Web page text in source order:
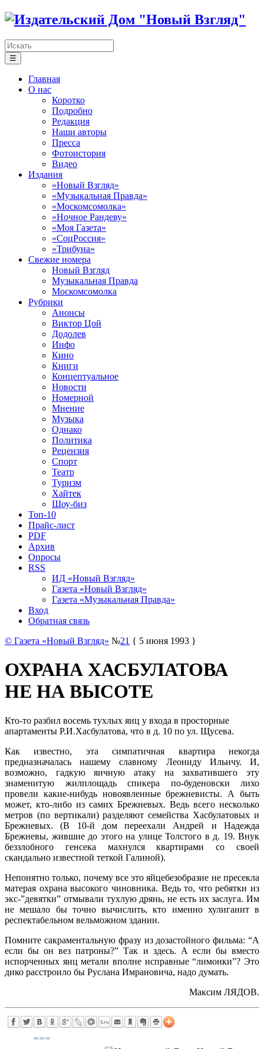
☰
Главная
О нас
Коротко
Подробно
Редакция
Наши авторы
Пресса
Фотоистория
Видео
Издания
«Новый Взгляд»
«Музыкальная Правда»
«Москомсомолка»
«Ночное Рандеву»
«Моя Газета»
«СоцРоссия»
«Трибуна»
Свежие номера
Новый Взгляд
Музыкальная Правда
Москомсомолка
Рубрики
Анонсы
Виктор Цой
Додолев
Инфо
Кино
Книги
Концептуальное
Новости
Номерной
Мнение
Музыка
Однако
Политика
Рецензия
Спорт
Театр
Туризм
Хайтек
Шоу-биз
Топ-10
Прайс-лист
PDF
Архив
Опросы
RSS
ИД «Новый Взгляд»
Газета «Новый Взгляд»
Газета «Музыкальная Правда»
Вход
Обратная связь
© Газета «Новый Взгляд» №21 { 5 июня 1993 }
ОХРАНА ХАСБУЛАТОВА
НЕ НА ВЫСОТЕ
Кто-то разбил восемь тухлых яиц у входа в просторные
апартаменты Р.И.Хасбулатова, что в д. 10 по ул. Щусева.
Как известно, эта симпатичная квартира некогда
предназначалась нашему славному Леониду Ильичу. И,
возможно, гадкую яичную атаку на захватившего эту
знаменитую жилплощадь спикера по-буденовски лихо
провели какие-нибудь новоявленные брежневисты. А быть
может, кто-либо из самих Брежневых. Ведь всего несколько
метров (по вертикали) разделяют семейства Хасбулатовых и
Брежневых. (В 10-й дом переехали Андрей и Надежда
Брежневы, жившие до этого на улице Толстого в д. 19. Внук
беззлобного генсека махнулся квартирами со своей
скандально известной теткой Галиной).
Непонятно только, почему все это яйцебезобразие не пресекла
матерая охрана высокого чиновника. Ведь то, что ребятки из
экс-”девятки” отмывали тухлую дрянь, не есть их заслуга. Им
не мешало бы точно вычислить, кто именно хулиганит в
респектабельном вельможном здании.
Помните сакраментальную фразу из дозастойного фильма: “А
если бы он вез патроны?” Так и здесь. А если бы вместо
испорченных яиц метали вполне исправные “лимонки”? Это
дико расстроило бы Руслана Имрановича, надо думать.
Максим ЛЯДОВ.